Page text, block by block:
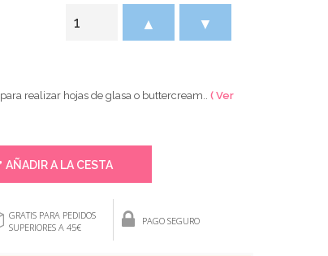
▲ ▼
realizar hojas de glasa o buttercream.. ( Ver
AÑADIR A LA CESTA
GRATIS PARA PEDIDOS
SUPERIORES A 45€
PAGO SEGURO